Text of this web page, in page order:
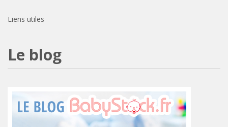
Liens utiles
Le blog